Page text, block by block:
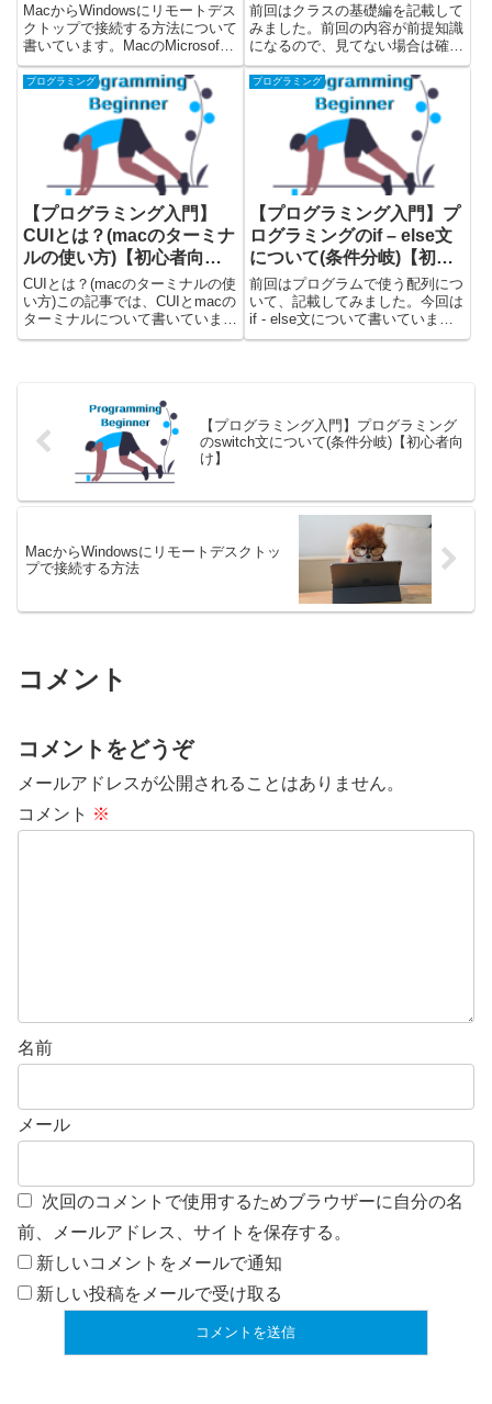
MacからWindowsにリモートデス
クトップで接続する方法について
書いています。MacのMicrosoft
Remote Desktopを使って、
Windowsに接続して実際にリモー
トデスクトップを使うまでを解説
しています。Windows...
前回はクラスの基礎編を記載して
みました。前回の内容が前提知識
になるので、見てない場合は確認
してみてください。今回はクラス
のカプセル化ついて書いていま
す。こちらではクラスのカプセル
化を学んだ後に、実際にjavaのコ
ードを見て、カプセル化につい...
プログラミング
【プログラミング入門】
CUIとは？(macのターミナ
ルの使い方)【初心者向
け】
CUIとは？(macのターミナルの使
い方)この記事では、CUIとmacの
ターミナルについて書いていま
す。CUIの簡単な説明と、macで
インターフェ...
プログラミング
【プログラミング入門】プ
ログラミングのif – else文
について(条件分岐)【初心
者向け】
前回はプログラムで使う配列につ
いて、記載してみました。今回は
if - else文について書いていま
す。こちらではif - else文の概念
【プログラミング入門】プログラミング
のswitch文について(条件分岐)【初心者向
け】
MacからWindowsにリモートデスクトッ
プで接続する方法
コメント
コメントをどうぞ
メールアドレスが公開されることはありません。
コメント ※
名前
メール
次回のコメントで使用するためブラウザーに自分の名
前、メールアドレス、サイトを保存する。
新しいコメントをメールで通知
新しい投稿をメールで受け取る